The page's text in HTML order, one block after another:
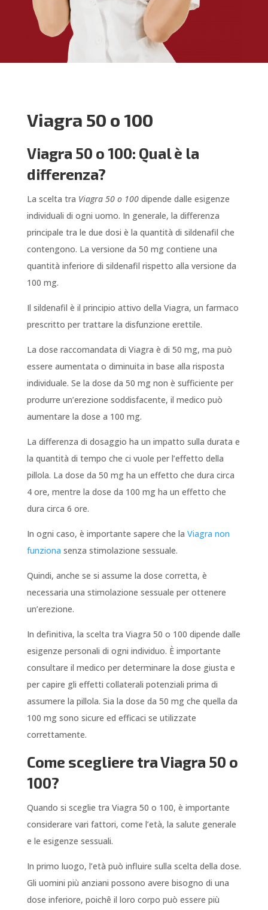
Viagra 50 o 100
Viagra 50 o 100: Qual è la
differenza?
La scelta tra Viagra 50 o 100dipende dalle esigenze
individuali di ogni uomo. In generale, la differenza
principale tra le due dosi è la quantità di sildenafil che
contengono. La versione da 50 mg contiene una
quantità inferiore di sildenafil rispetto alla versione da
100 mg.
Il sildenafil è il principio attivo della Viagra, un farmaco
prescritto per trattare la disfunzione erettile.
La dose raccomandata di Viagra è di 50 mg, ma può
essere aumentata o diminuita in base alla risposta
individuale. Se la dose da 50 mg non è sufficiente per
produrre un’erezione soddisfacente, il medico può
aumentare la dose a 100 mg.
La differenza di dosaggio ha un impatto sulla durata e
la quantità di tempo che ci vuole per l’effetto della
pillola. La dose da 50 mg ha un effetto che dura circa
4 ore, mentre la dose da 100 mg ha un effetto che
dura circa 6 ore.
In ogni caso, è importante sapere che la Viagra non
funziona senza stimolazione sessuale.
Quindi, anche se si assume la dose corretta, è
necessaria una stimolazione sessuale per ottenere
un’erezione.
In definitiva, la scelta tra Viagra 50 o 100 dipende dalle
esigenze personali di ogni individuo. È importante
consultare il medico per determinare la dose giusta e
per capire gli effetti collaterali potenziali prima di
assumere la pillola. Sia la dose da 50 mg che quella da
100 mg sono sicure ed efficaci se utilizzate
correttamente.
Come scegliere tra Viagra 50 o
100?
Quando si sceglie tra Viagra 50 o 100, è importante
considerare vari fattori, come l’età, la salute generale
e le esigenze sessuali.
In primo luogo, l’età può influire sulla scelta della dose.
Gli uomini più anziani possono avere bisogno di una
dose inferiore, poichê il loro corpo può essere più